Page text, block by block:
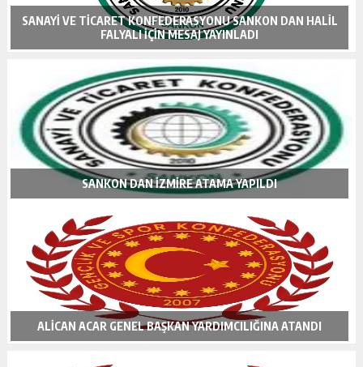
SANAYİ VE TİCARET KONFEDERASYONU SANKON DAN HALİL
FALYALI İÇİN MESAJ YAYINLADI
SANKON DAN İZMİRE ATAMA YAPILDI
ALİCAN ACAR GENEL BAŞKAN YARDIMCILIĞINA ATANDI